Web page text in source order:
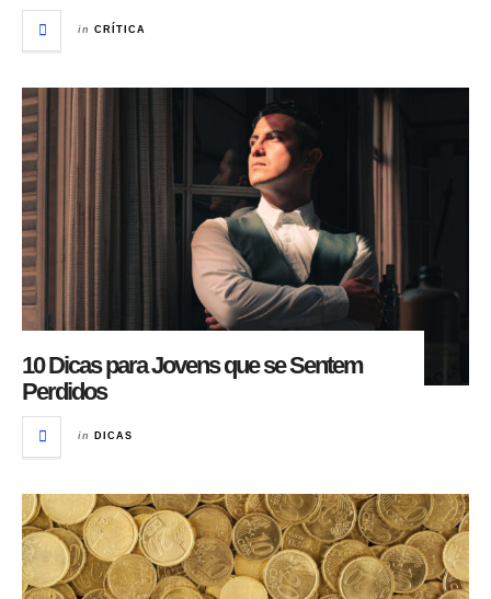
in CRÍTICA
10 Dicas para Jovens que se Sentem
Perdidos
in DICAS